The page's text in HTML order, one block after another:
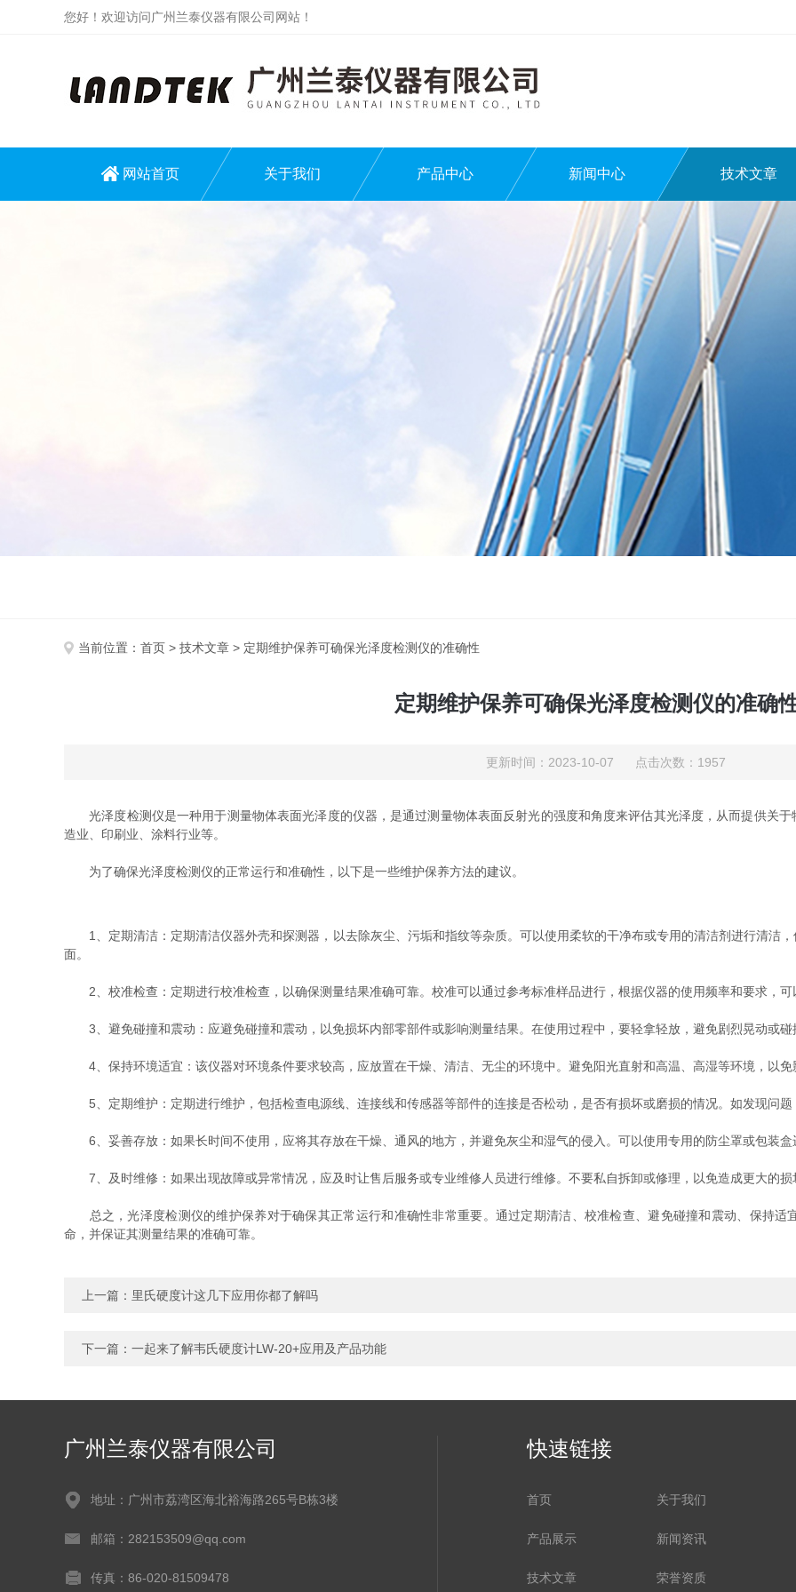
您好！欢迎访问广州兰泰仪器有限公司网站！
网站首页 关于我们 产品中心 新闻中心 技术文章
当前位置： 首页 > 技术文章 > 定期维护保养可确保光泽度检测仪的准确性
定期维护保养可确保光泽度检测仪的准确
更新时间：2023-10-07 点击次数：1957
光泽度检测仪是一种用于测量物体表面光泽度的仪器，是通过测量物体表面反射光的强度和角度来评估其光泽度，从而提供关
造业、印刷业、涂料行业等。
为了确保光泽度检测仪的正常运行和准确性，以下是一些维护保养方法的建议。
1、定期清洁：定期清洁仪器外壳和探测器，以去除灰尘、污垢和指纹等杂质。可以使用柔软的干净布或专用的清洁剂进行清洁
面。
2、校准检查：定期进行校准检查，以确保测量结果准确可靠。校准可以通过参考标准样品进行，根据仪器的使用频率和要求，可
3、避免碰撞和震动：应避免碰撞和震动，以免损坏内部零部件或影响测量结果。在使用过程中，要轻拿轻放，避免剧烈晃动或碰
4、保持环境适宜：该仪器对环境条件要求较高，应放置在干燥、清洁、无尘的环境中。避免阳光直射和高温、高湿等环境，以免
5、定期维护：定期进行维护，包括检查电源线、连接线和传感器等部件的连接是否松动，是否有损坏或磨损的情况。如发现问题
6、妥善存放：如果长时间不使用，应将其存放在干燥、通风的地方，并避免灰尘和湿气的侵入。可以使用专用的防尘罩或包装盒
7、及时维修：如果出现故障或异常情况，应及时让售后服务或专业维修人员进行维修。不要私自拆卸或修理，以免造成更大的损
总之，光泽度检测仪的维护保养对于确保其正常运行和准确性非常重要。通过定期清洁、校准检查、避免碰撞和震动、保持适
命，并保证其测量结果的准确可靠。
上一篇： 里氏硬度计这几下应用你都了解吗
下一篇： 一起来了解韦氏硬度计LW-20+应用及产品功能
广州兰泰仪器有限公司
地址：广州市荔湾区海北裕海路265号B栋3楼
邮箱：282153509@qq.com
传真：86-020-81509478
快速链接
首页 关于我们
产品展示 新闻资讯
技术文章 荣誉资质